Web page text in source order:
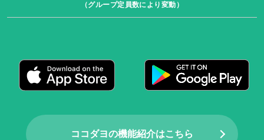
（グループ定員数により変動）
ココダヨの機能紹介はこちら